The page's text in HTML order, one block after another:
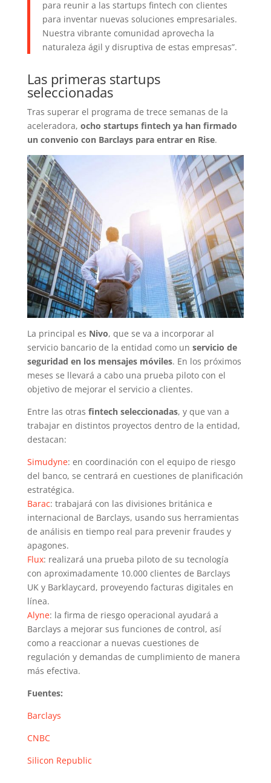
para reunir a las startups fintech con clientes
para inventar nuevas soluciones empresariales.
Nuestra vibrante comunidad aprovecha la
naturaleza ágil y disruptiva de estas empresas”.
Las primeras startups
seleccionadas
Tras superar el programa de trece semanas de la
aceleradora, ocho startups fintech ya han firmado
un convenio con Barclays para entrar en Rise.
La principal es Nivo, que se va a incorporar al
servicio bancario de la entidad como un servicio de
seguridad en los mensajes móviles. En los próximos
meses se llevará a cabo una prueba piloto con el
objetivo de mejorar el servicio a clientes.
Entre las otras fintech seleccionadas, y que van a
trabajar en distintos proyectos dentro de la entidad,
destacan:
Simudyne: en coordinación con el equipo de riesgo
del banco, se centrará en cuestiones de planificación
estratégica.
Barac: trabajará con las divisiones británica e
internacional de Barclays, usando sus herramientas
de análisis en tiempo real para prevenir fraudes y
apagones.
Flux: realizará una prueba piloto de su tecnología
con aproximadamente 10.000 clientes de Barclays
UK y Barklaycard, proveyendo facturas digitales en
línea.
Alyne: la firma de riesgo operacional ayudará a
Barclays a mejorar sus funciones de control, así
como a reaccionar a nuevas cuestiones de
regulación y demandas de cumplimiento de manera
más efectiva.
Fuentes:
Barclays
CNBC
Silicon Republic